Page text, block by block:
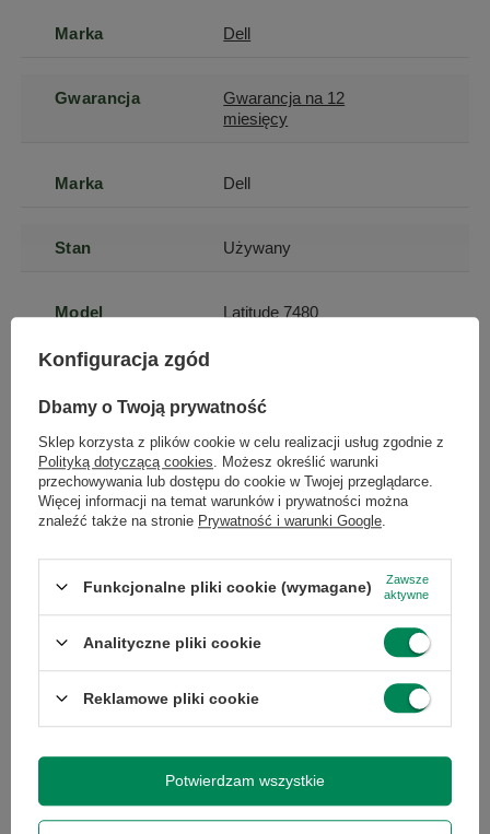
Marka Dell
Gwarancja
Gwarancja na 12
miesięcy
Marka Dell
Stan Używany
Model Latitude 7480
Model
procesora
Przekątna
ekranu
14
matrycy
Seria procesora Intel Core i5
Konfiguracja zgód
Dbamy o Twoją prywatność
Sklep korzysta z plików cookie w celu realizacji usług zgodnie z
Polityką dotyczącą cookies . Możesz określić warunki
przechowywania lub dostępu do cookie w Twojej przeglądarce.
Więcej informacji na temat warunków i prywatności można
znaleźć także na stronie Prywatność i warunki Google
Funkcjonalne pliki cookie (wymagane)
Zawsze
aktywne
Analityczne pliki cookie
Reklamowe pliki cookie
Potwierdzam wszystkie